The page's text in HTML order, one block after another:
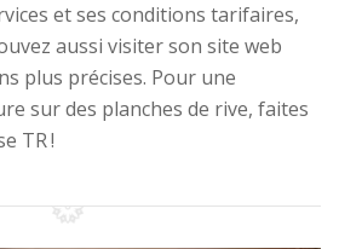
et ses conditions tarifaires,
aussi visiter son site web
plus précises. Pour une
sur des planches de rive, faites
TR !